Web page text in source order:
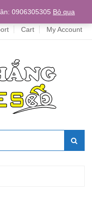
Cart My Account
0906305305 Bỏ qua